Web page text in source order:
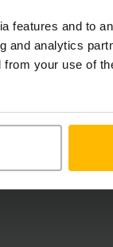
features and to
and analytics
from your use of